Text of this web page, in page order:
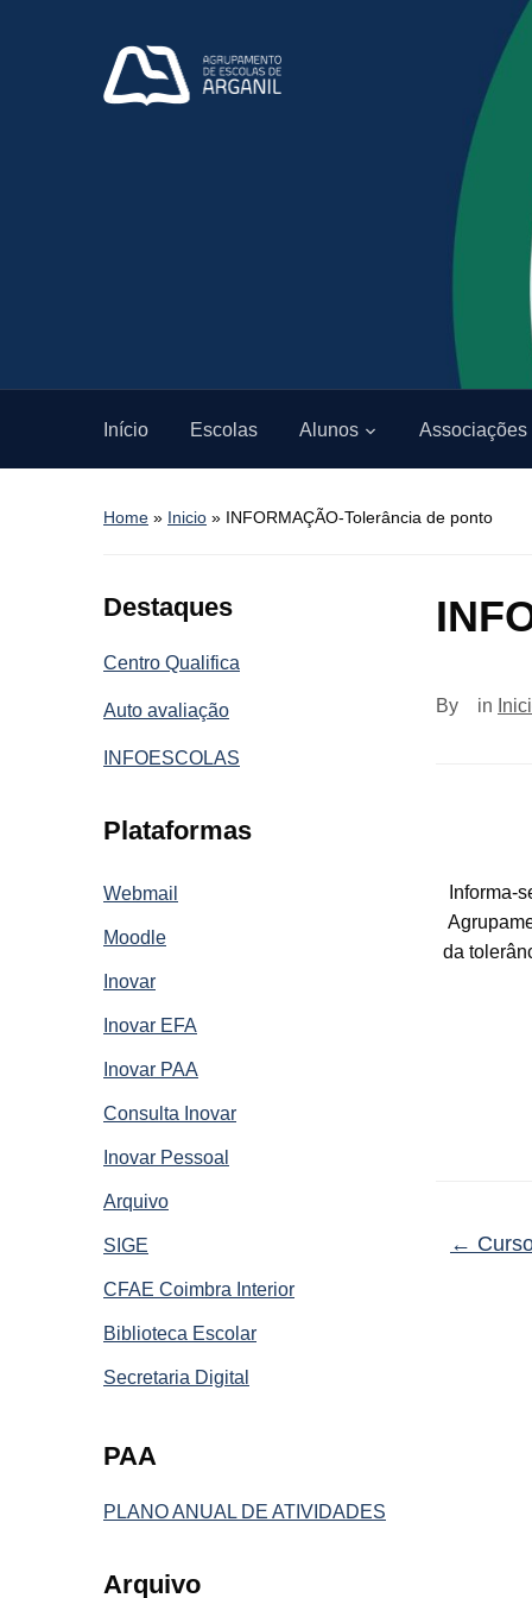
Início Escolas Alunos Associações
Home » Inicio » INFORMAÇÃO-Tolerância de ponto
Destaques
Centro Qualifica
Auto avaliação
INFOESCOLAS
Plataformas
Webmail
Moodle
Inovar
Inovar EFA
Inovar PAA
Consulta Inovar
Inovar Pessoal
Arquivo
SIGE
CFAE Coimbra Interior
Biblioteca Escolar
Secretaria Digital
PAA
PLANO ANUAL DE ATIVIDADES
Arquivo
By in
Informa-
da
←